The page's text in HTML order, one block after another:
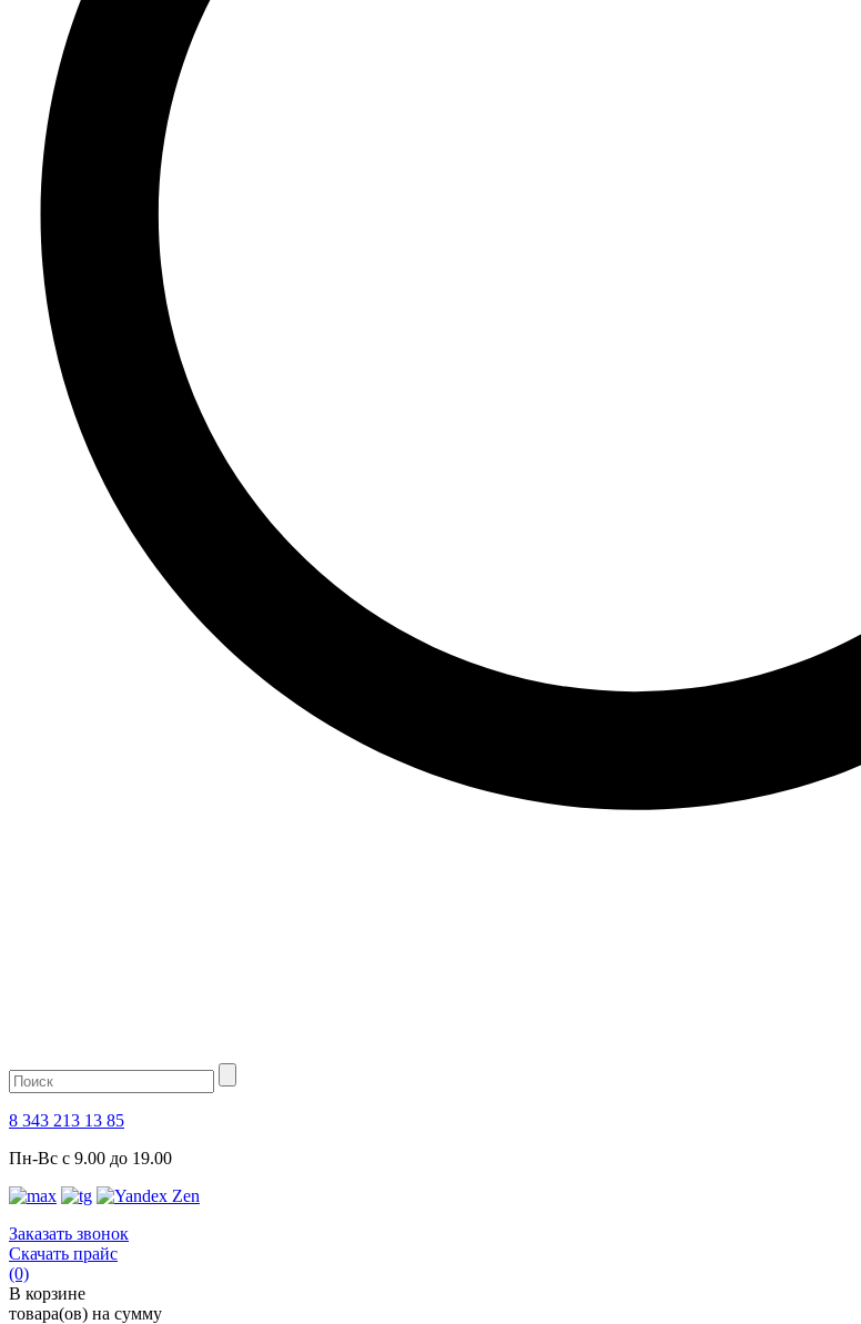
8 343 213 13 85
Пн-Вс с 9.00 до 19.00
Заказать звонок
Скачать прайс
(0)
В корзине
товара(ов) на сумму